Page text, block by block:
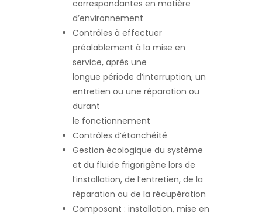
correspondantes en matière
d’environnement
Contrôles à effectuer
préalablement à la mise en
service, après une
longue période d’interruption, un
entretien ou une réparation ou
durant
le fonctionnement
Contrôles d’étanchéité
Gestion écologique du système
et du fluide frigorigène lors de
l’installation, de l’entretien, de la
réparation ou de la récupération
Composant : installation, mise en